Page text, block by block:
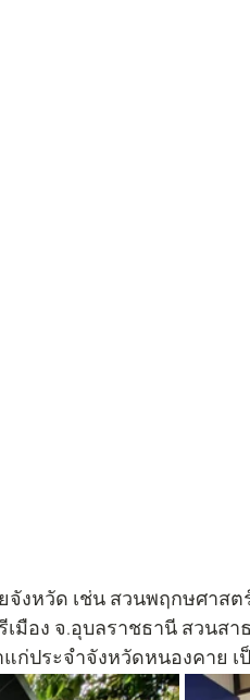
งหวัด เช่น สวนพฤกษศาสต
มือง จ.อุบลราชธานี สวนส
ก่ประจำจังหวัดหนองคาย เ